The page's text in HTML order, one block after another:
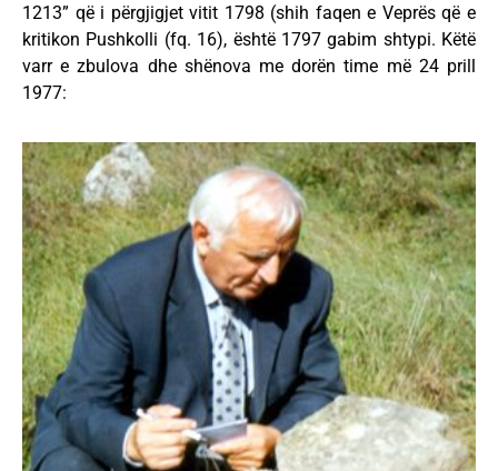
1213” që i përgjigjet vitit 1798 (shih faqen e Veprës që e
kritikon Pushkolli (fq. 16), është 1797 gabim shtypi. Këtë
varr e zbulova dhe shënova me dorën time më 24 prill
1977: